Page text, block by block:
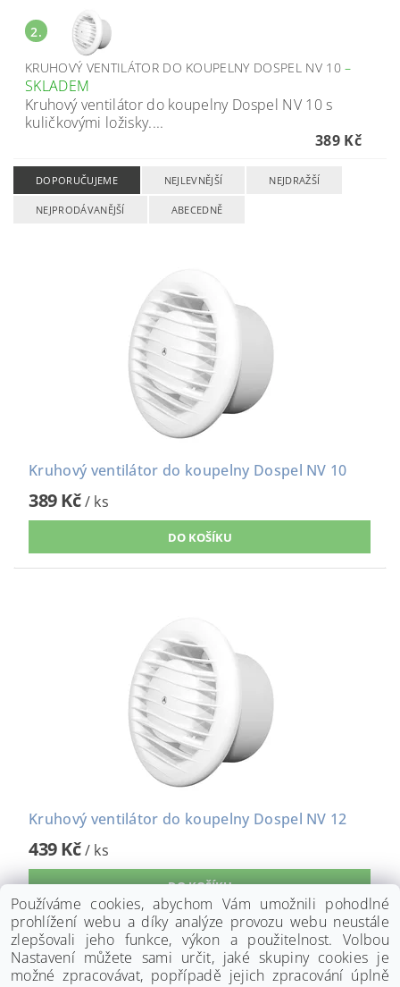
2.
KRUHOVÝ VENTILÁTOR DO KOUPELNY DOSPEL NV 10–
SKLADEM
Kruhový ventilátor do koupelny Dospel NV 10 s
kuličkovými ložisky....
389 Kč
DOPORUČUJEME NEJLEVNĚJŠÍ NEJDRAŽŠÍ
NEJPRODÁVANĚJŠÍ ABECEDNĚ
Kruhový ventilátor do koupelny Dospel NV 10
389 Kč/ ks
Kruhový ventilátor do koupelny Dospel NV 12
439 Kč/ ks
Používáme cookies, abychom Vám umožnili pohodlné
prohlížení webu a díky analýze provozu webu neustále
zlepšovali jeho funkce, výkon a použitelnost. Volbou
Nastavení můžete sami určit, jaké skupiny cookies je
možné zpracovávat, popřípadě jejich zpracování úplně